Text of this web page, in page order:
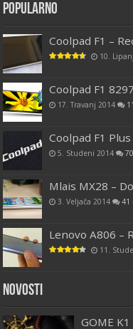
Popularno
Coolpad F1 –
10.
Coolpad F1
17. Travanj 2014
Coolpad F1
5. Studeni 2014
Mlais MX28 –
3. Veljača 2014 41
Lenovo A806 –
11.
Novosti
GOME